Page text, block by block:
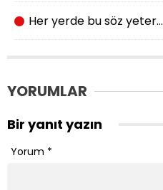
Her yerde bu söz yeter…
YORUMLAR
Bir yanıt yazın
Yorum *